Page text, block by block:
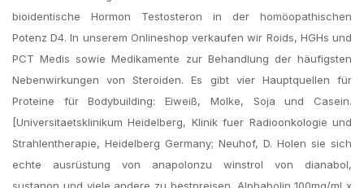
bioidentische Hormon Testosteron in der homöopathischen
Potenz D4. In unserem Onlineshop verkaufen wir Roids, HGHs und
PCT Medis sowie Medikamente zur Behandlung der häufigsten
Nebenwirkungen von Steroiden. Es gibt vier Hauptquellen für
Proteine für Bodybuilding: Eiweiß, Molke, Soja und Casein.
[Universitaetsklinikum Heidelberg, Klinik fuer Radioonkologie und
Strahlentherapie, Heidelberg Germany; Neuhof, D. Holen sie sich
echte ausrüstung von anapolonzu winstrol von dianabol,